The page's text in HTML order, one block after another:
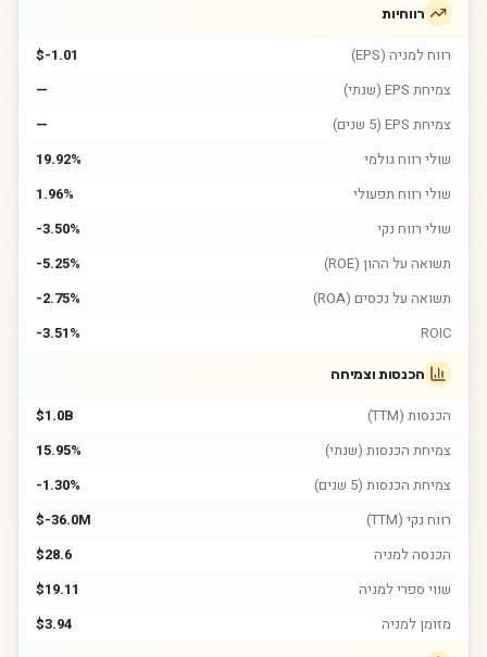
רווחיות
רווח למניה (EPS)
$-1.01
צמיחת EPS (שנתי)
—
צמיחת EPS (5 שנים)
—
שולי רווח גולמי
19.92%
שולי רווח תפעולי
1.96%
שולי רווח נקי
-3.50%
תשואה על ההון (ROE)
-5.25%
תשואה על נכסים (ROA)
-2.75%
ROIC
-3.51%
הכנסות וצמיחה
הכנסות (TTM)
$1.0B
צמיחת הכנסות (שנתי)
15.95%
צמיחת הכנסות (5 שנים)
-1.30%
רווח נקי (TTM)
$-36.0M
הכנסה למניה
$28.6
שווי ספרי למניה
$19.11
מזומן למניה
$3.94